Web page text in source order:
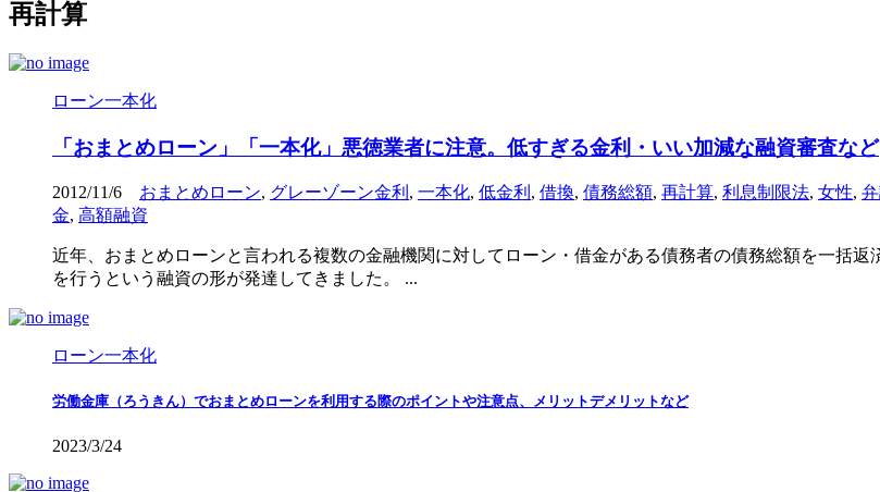
再計算
ローン一本化
「おまとめローン」「一本化」悪徳業者に注意。低すぎる金利・いい加減な融資審査など
2012/11/6 おまとめローン, グレーゾーン金利 , 一本化, 低金利 , 借換, 債務総額, 再計算, 利息制限法, 女性,
金, 高額融資
近年、おまとめローンと言われる複数の金融機関に対してローン・借金がある債務者の債務総額を一括
を行うという融資の形が発達してきました。 ...
ローン一本化
労働金庫（ろうきん）でおまとめローンを利用する際のポイントや注意点、メリットデメリットなど
2023/3/24